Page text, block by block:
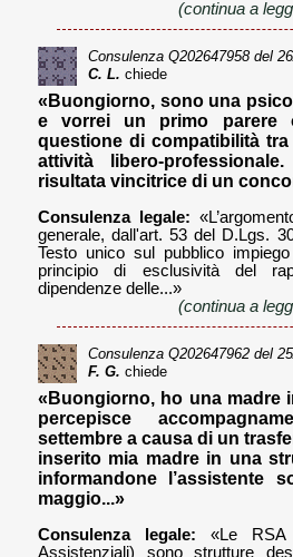
(continua a
Consulenza Q202647958del
C. L. chiede
«Buongiorno, sono una
e vorrei un primo parere
questione di compatibilità
attività libero-
risultata vincitrice di un
Consulenza legale:
generale, dall'art. 53 del D.Lgs.
Testo unico sul pubblico
principio di esclusività del
dipendenze delle...»
(continua a
Consulenza Q202647962 del
F. G. chiede
«Buongiorno, ho una madre
percepisce
settembre a causa di un
inserito mia madre in una
informandone l’assistente
maggio...»
Consulenza legale: «Le RSA
Assistenziali) sono strutture